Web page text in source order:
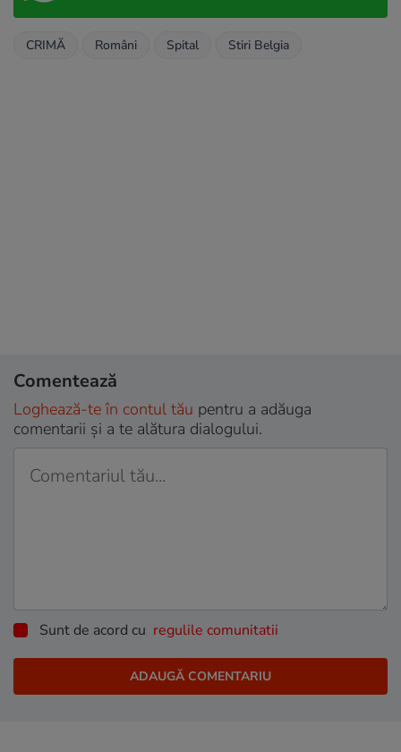
CRIMĂ Români Spital Stiri Belgia
Comentează
Loghează-te în contul tău pentru a adăuga
comentarii și a te alătura dialogului.
Sunt de acord cu regulile comunitatii